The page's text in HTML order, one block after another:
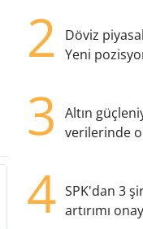
2
Döviz
Yeni
3
Altın
verilerinde
4 SPK'dan 3
artırımı